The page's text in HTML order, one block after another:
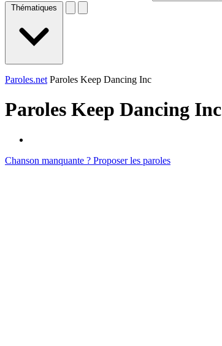
Thématiques
Paroles.net Paroles Keep Dancing Inc
Paroles Keep Dancing Inc
Chanson manquante ? Proposer les paroles